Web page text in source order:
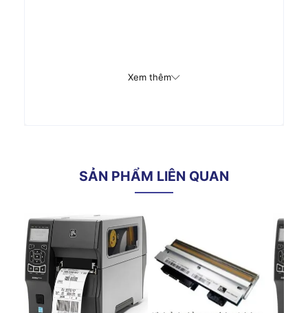
Xem thêm
SẢN PHẨM LIÊN QUAN